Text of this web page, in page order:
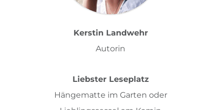
Kerstin Landwehr
Autorin
Liebster Leseplatz
Hängematte im Garten oder